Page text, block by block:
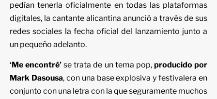
pedían tenerla oficialmente en todas las plataformas
digitales, la cantante alicantina anunció a través de sus
redes sociales la fecha oficial del lanzamiento junto a
un pequeño adelanto.
‘Me encontré’ se trata de un tema pop, producido por
Mark Dasousa, con una base explosiva y festivalera en
conjunto con una letra con la que seguramente muchos